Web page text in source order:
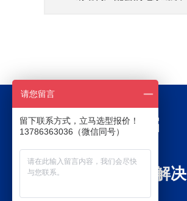
全球电永磁行业解决
方案提供商
请您留言
留下联系方式，立马选型报价！
13786363036（微信同号）